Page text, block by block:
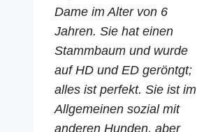
Dame im Alter von 6
Jahren. Sie hat einen
Stammbaum und wurde
auf HD und ED geröntgt;
alles ist perfekt. Sie ist im
Allgemeinen sozial mit
anderen Hunden, aber